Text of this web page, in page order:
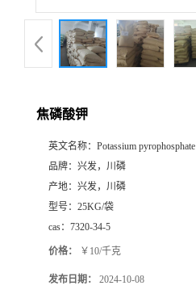
焦磷酸钾
英文名称： Potassium pyrophosphate
品牌： 兴发，川磷
产地： 兴发，川磷
型号： 25KG/袋
cas： 7320-34-5
价格： ￥10/千克
发布日期： 2024-10-08